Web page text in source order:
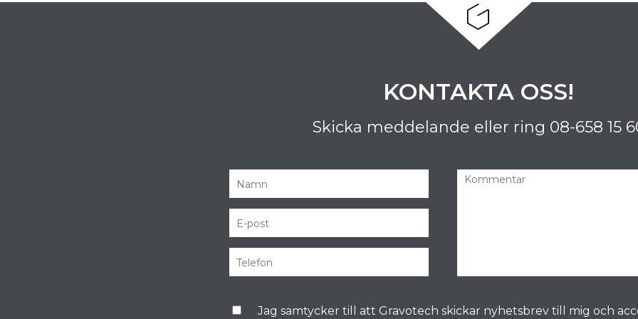
KONTAKTA OSS!
Skicka meddelande eller ring 08-658 15
Jag samtycker till att Gravotech skickar nyhetsbrev till mig och